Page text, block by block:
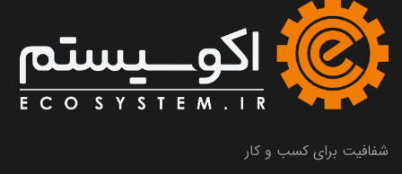
شفافیت برای کسب و کار